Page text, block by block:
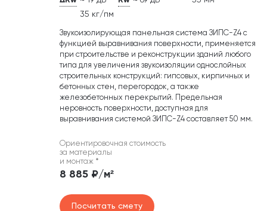
35 кг/пм
Звукоизолирующая панельная система ЗИПС-Z4 c
функцией выравнивания поверхности, применяется
при строительстве и реконструкции зданий любого
типа для увеличения звукоизоляции однослойных
строительных конструкций: гипсовых, кирпичных и
бетонных стен, перегородок, а также
железобетонных перекрытий. Предельная
неровность поверхности, доступная для
выравнивания системой ЗИПС-Z4 составляет 50 мм.
Ориентировочная стоимость
за материалы
и монтаж *
8 885 ₽/м²
Посчитать смету